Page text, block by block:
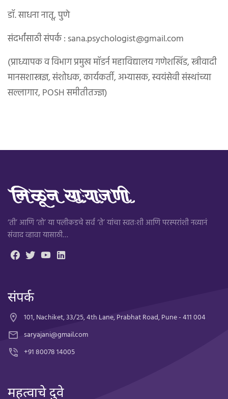
डॉ. साधना नातू, पुणे
संदर्भांसाठी संपर्क : sana.psychologist@gmail.com
(प्राध्यापक व विभाग प्रमुख मॉडर्न महाविद्यालय गणेशखिंड, स्त्रीवादी
मानसशास्त्रज्ञ, संशोधक, कार्यकर्ती, अभ्यासक, स्वयंसेवी संस्थांच्या
सल्लागार, POSH समीतीतज्ज्ञ)
‘ती’ आणि ‘तो’ या पलीकडचे सर्व ‘ते’ यांचा स्वतःशी आणि परस्परांशी नव्यानं
संवाद व्हावा यासाठी…
संपर्क
101, Nachiket, 33/25, 4th Lane, Prabhat Road, Pune - 411 004
saryajani@gmail.com
+91 80078 14005
महत्वाचे दुवे